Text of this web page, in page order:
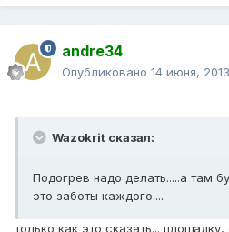
andre34
Опубликовано 14 июня, 2013
Wazokrit сказал:
Подогрев надо делать.....а там
это заботы каждого....
только как это сказать...